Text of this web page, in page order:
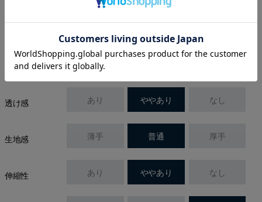
生地
本体:綿 100%、刺繍:ポリエステル 100%
透け感 あり ややあり なし
生地感 薄手 普通 厚手
伸縮性 あり ややあり なし